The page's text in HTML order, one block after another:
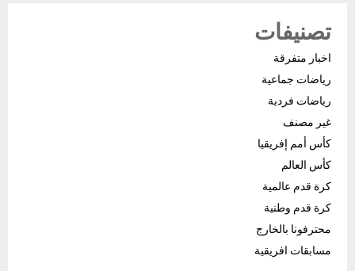
تصنيفات
اخبار متفرقة
رياضات جماعية
رياضات فردية
غير مصنف
كأس أمم إفريقيا
كأس العالم
كرة قدم عالمية
كرة قدم وطنية
محترفونا بالخارج
مسابقات افريقية